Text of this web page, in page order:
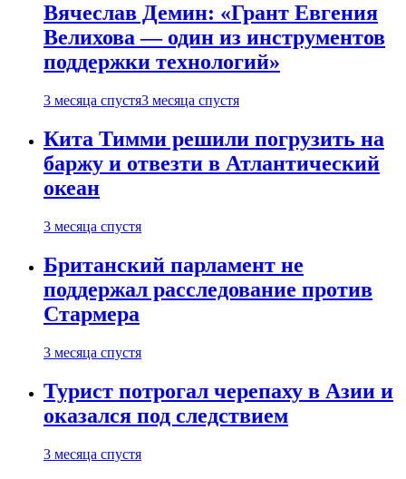
Вячеслав Демин: «Грант Евгения
Велихова — один из инструментов
поддержки технологий»
3 месяца спустя3 месяца спустя
Кита Тимми решили погрузить на
баржу и отвезти в Атлантический
океан
3 месяца спустя
Британский парламент не
поддержал расследование против
Стармера
3 месяца спустя
Турист потрогал черепаху в Азии и
оказался под следствием
3 месяца спустя